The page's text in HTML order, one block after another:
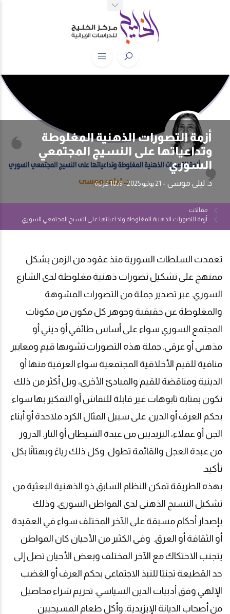
أزمة التصورات الذهنية المغلوطة
وتداعياتها على النسيج المجتمعي
السوري
د. ليلى موسى - 21 يونيو 2025 - 1059 قراءة
مقالات
أزمة التصورات الذهنية المغلوطة وتداعياتها على النسيج المجتمعي السوري
تعمدت السلطات السورية منذ عقود من الزمن بشكل
ممنهج على تشكيل تصورات ذهنية مغلوطة لدى الشارع
السوري. عبر تصدير جملة من التصورات المشوهة
والمغلوطة عن حقيقية وجوهر كل مكون من مكونات
المجتمع السوري سواء على أساس طائفي أو ديني أو
مذهبي أو عرقي. جملة هذه التصورات تشوبها قيم ومعايير
منافية للقيم الأخلاقية المجتمعية سواء العرفية منها أو
الدينية ومناقضة للقيم والمبادئ الأخرى، وبل أكثر من ذلك
تكون بمثابة تابوهات غير قابلة للنقاش أو التفكير بها سواء
بحكم العرف أو الدين. على سبيل المثال الكرد ملاحدة أو أبناء
الجن أو عملاء، اليزيديين من عبدة الشيطان أو النار. الدروز
من عبدة العجل والقائمة تطول. وكل ذلك رياءً وبهتانًا بكل
تأكيد.
بهذه الطريقة تمكن النظام السابق ذو الذهنية البعثية من
تشكيل النسيج الذهني لدى المواطن السوري. وذلك
بإصدار أحكام مسبقة على الآخر المختلف سواء في العقيدة
أو الثقافة أو العرق. وفي الكثير من الأحيان كان المواطن
يتجنب الاحتكاك مع الآخر المختلف وبعض الأحيان تصل إلى
حد القطيعة تجنبًا للنبذ الاجتماعي بحكم العرف أو الغضب
الإلهي وفق أدبيات الدين السياسي. تحريم شراء محاصيل
من أصحاب الديانة الإيزيدية. وأكل طعام المسيحيين